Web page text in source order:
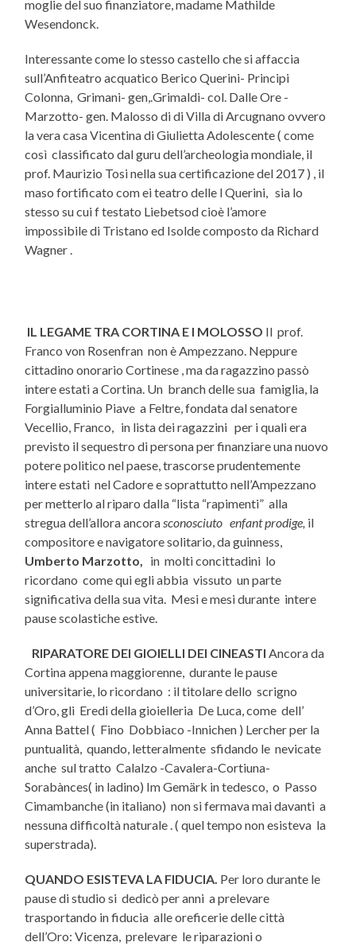
moglie del suo finanziatore, madame Mathilde
Wesendonck.
Interessante come lo stesso castello che si affaccia
sull’Anfiteatro acquatico Berico Querini- Principi
Colonna, Grimani- gen,.Grimaldi- col. Dalle Ore -
Marzotto- gen. Malosso di di Villa di Arcugnano ovvero
la vera casa Vicentina di Giulietta Adolescente ( come
così classificato dal guru dell’archeologia mondiale, il
prof. Maurizio Tosi nella sua certificazione del 2017 ) , il
maso fortificato com ei teatro delle l Querini, sia lo
stesso su cui f testato Liebetsod cioè l’amore
impossibile di Tristano ed Isolde composto da Richard
Wagner .
IL LEGAME TRA CORTINA E I MOLOSSO Il prof.
Franco von Rosenfran non è Ampezzano. Neppure
cittadino onorario Cortinese , ma da ragazzino passò
intere estati a Cortina. Un branch delle sua famiglia, la
Forgialluminio Piave a Feltre, fondata dal senatore
Vecellio, Franco, in lista dei ragazzini per i quali era
previsto il sequestro di persona per finanziare una nuovo
potere politico nel paese, trascorse prudentemente
intere estati nel Cadore e soprattutto nell’Ampezzano
per metterlo al riparo dalla “lista “rapimenti” alla
stregua dell’allora ancora sconosciuto enfant prodige, il
compositore e navigatore solitario, da guinness,
Umberto Marzotto,
in molti concittadini lo
ricordano come qui egli abbia vissuto un parte
significativa della sua vita. Mesi e mesi durante intere
pause scolastiche estive.
RIPARATORE DEI GIOIELLI DEI CINEASTI Ancora da
Cortina appena maggiorenne, durante le pause
universitarie, lo ricordano : il titolare dello scrigno
d’Oro, gli Eredi della gioielleria De Luca, come dell’
Anna Battel ( Fino Dobbiaco -Innichen ) Lercher per la
puntualità, quando, letteralmente sfidando le nevicate
anche sul tratto Calalzo -Cavalera-Cortiuna-
Sorabànces( in ladino) Im Gemärk in tedesco, o Passo
Cimambanche (in italiano) non si fermava mai davanti a
nessuna difficoltà naturale . ( quel tempo non esisteva la
superstrada).
QUANDO ESISTEVA LA FIDUCIA. Per loro durante le
pause di studio si dedicò per anni a prelevare
trasportando in fiducia alle oreficerie delle città
dell’Oro: Vicenza, prelevare le riparazioni o